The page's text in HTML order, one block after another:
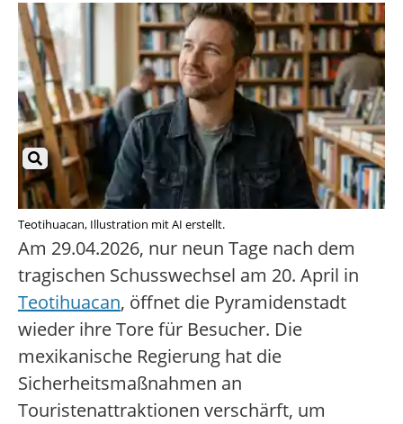
Teotihuacan, Illustration mit AI erstellt.
Am 29.04.2026, nur neun Tage nach dem
tragischen Schusswechsel am 20. April in
Teotihuacan, öffnet die Pyramidenstadt
wieder ihre Tore für Besucher. Die
mexikanische Regierung hat die
Sicherheitsmaßnahmen an
Touristenattraktionen verschärft, um